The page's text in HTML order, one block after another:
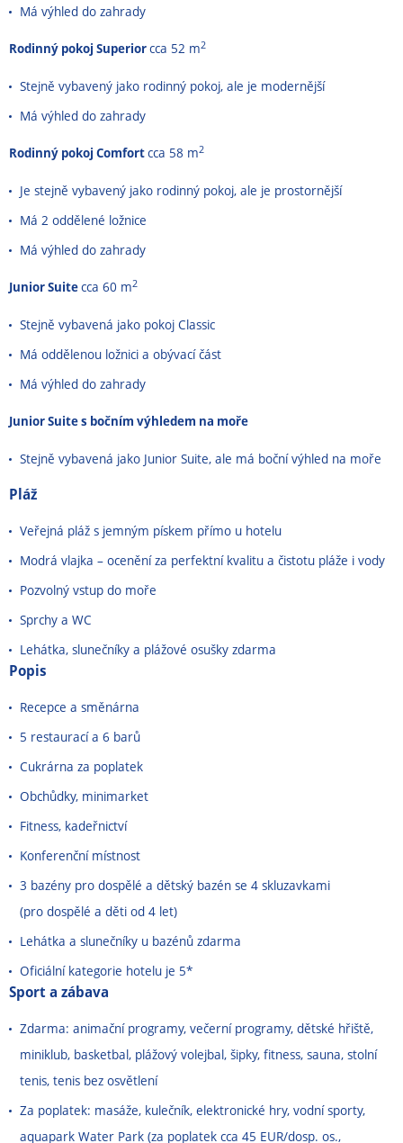
Má výhled do zahrady
Rodinný pokoj Superiorcca 52 m2
Stejně vybavený jako rodinný pokoj, ale je modernější
Má výhled do zahrady
Rodinný pokoj Comfortcca 58 m2
Je stejně vybavený jako rodinný pokoj, ale je prostornější
Má 2 oddělené ložnice
Má výhled do zahrady
Junior Suitecca 60 m2
Stejně vybavená jako pokoj Classic
Má oddělenou ložnici a obývací část
Má výhled do zahrady
Junior Suite s bočním výhledem na moře
Stejně vybavená jako Junior Suite, ale má boční výhled na moře
Pláž
Veřejná pláž s jemným pískem přímo u hotelu
Modrá vlajka – ocenění za perfektní kvalitu a čistotu pláže i vody
Pozvolný vstup do moře
Sprchy a WC
Lehátka, slunečníky a plážové osušky zdarma
Popis
Recepce a směnárna
5 restaurací a 6 barů
Cukrárna za poplatek
Obchůdky, minimarket
Fitness, kadeřnictví
Konferenční místnost
3 bazény pro dospělé a dětský bazén se 4 skluzavkami
(pro dospělé a děti od 4 let)
Lehátka a slunečníky u bazénů zdarma
Oficiální kategorie hotelu je 5*
Sport a zábava
Zdarma: animační programy, večerní programy, dětské hřiště,
miniklub, basketbal, plážový volejbal, šipky, fitness, sauna, stolní
tenis, tenis bez osvětlení
Za poplatek: masáže, kulečník, elektronické hry, vodní sporty,
aquapark Water Park (za poplatek cca 45 EUR/dosp. os.,